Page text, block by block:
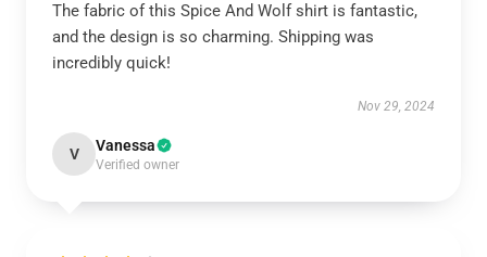
The fabric of this Spice And Wolf shirt is fantastic,
and the design is so charming. Shipping was
incredibly quick!
Nov 29, 2024
V Vanessa
Verified owner